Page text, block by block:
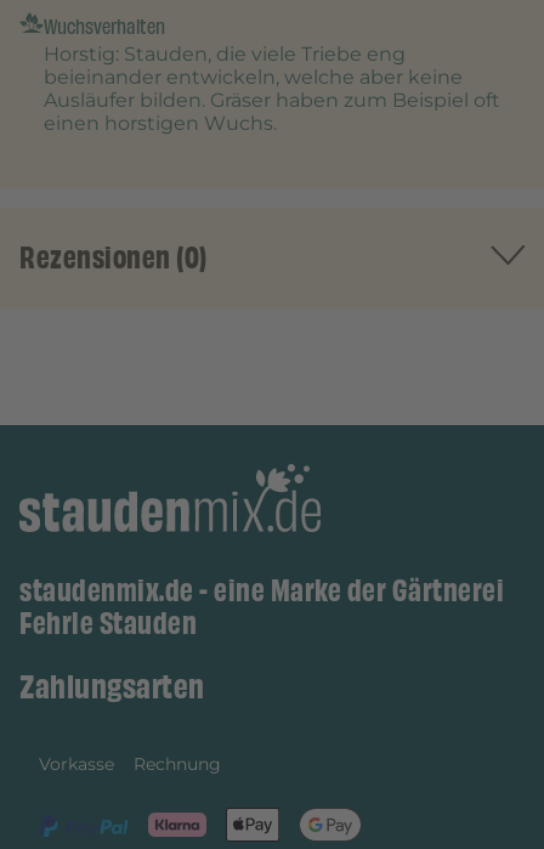
Wuchsverhalten
Horstig: Stauden, die viele Triebe eng
beieinander entwickeln, welche aber keine
Ausläufer bilden. Gräser haben zum Beispiel oft
einen horstigen Wuchs.
Rezensionen (0)
staudenmix.de - eine Marke der Gärtnerei
Fehrle Stauden
Zahlungsarten
Vorkasse Rechnung